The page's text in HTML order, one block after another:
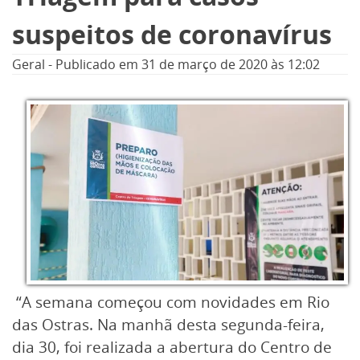
suspeitos de coronavírus
Geral - Publicado em 31 de março de 2020às 12:02
“A semana começou com novidades em Rio
das Ostras. Na manhã desta segunda-feira,
dia 30, foi realizada a abertura do Centro de